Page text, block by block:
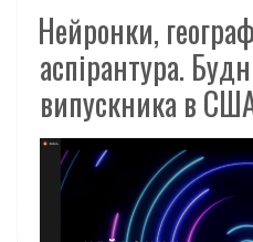
Нейронки,
аспірантура.
випускника в